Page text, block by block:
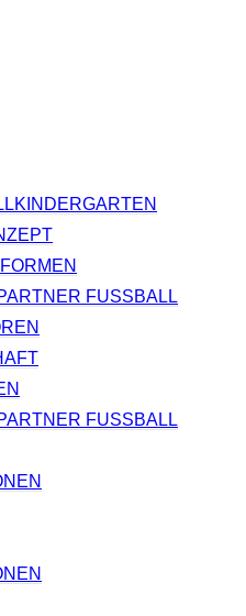
FUSSBALL
FUSSBALL